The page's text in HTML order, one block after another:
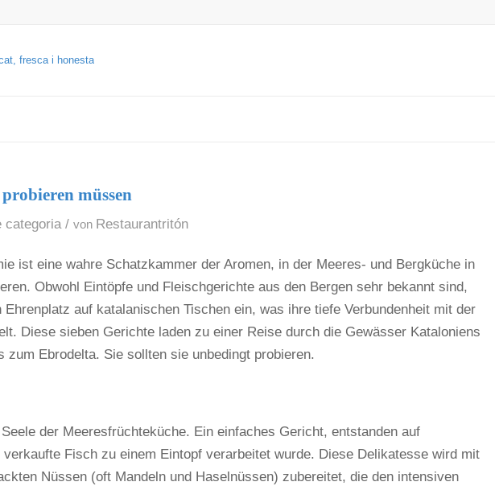
müssen
categoria / von Restaurantritón
ist eine wahre Schatzkammer der Aromen, in der Meeres- und Bergküche in
Obwohl Eintöpfe und Fleischgerichte aus den Bergen sehr bekannt sind,
auf katalanischen Tischen ein, was ihre tiefe Verbundenheit mit der
Diese sieben Gerichte laden zu einer Reise durch die Gewässer Kataloniens
zum Ebrodelta. Sie sollten sie unbedingt probieren.
der Meeresfrüchteküche. Ein einfaches Gericht, entstanden auf
verkaufte Fisch zu einem Eintopf verarbeitet wurde. Diese Delikatesse wird mit
Nüssen (oft Mandeln und Haselnüssen) zubereitet, die den intensiven